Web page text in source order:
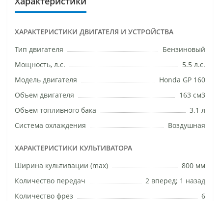
ХАРАКТЕРИСТИКИ ДВИГАТЕЛЯ И УСТРОЙСТВА
Тип двигателя
Бензиновый
Мощность, л.с.
5.5 л.с.
Модель двигателя
Honda GP 160
Объем двигателя
163 см3
Объем топливного бака
3.1 л
Система охлаждения
Воздушная
ХАРАКТЕРИСТИКИ КУЛЬТИВАТОРА
Ширина культивации (max)
800 мм
Количество передач
2 вперед; 1 назад
Количество фрез
6